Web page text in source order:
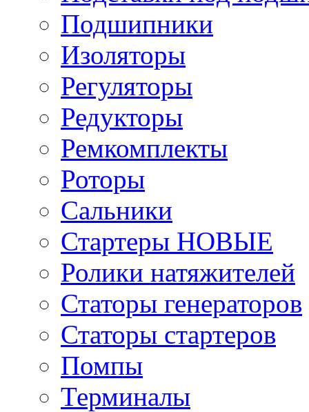
Подшипники
Изоляторы
Регуляторы
Редукторы
Ремкомплекты
Роторы
Сальники
Стартеры НОВЫЕ
Ролики натяжителей
Статоры генераторов
Статоры стартеров
Помпы
Терминалы